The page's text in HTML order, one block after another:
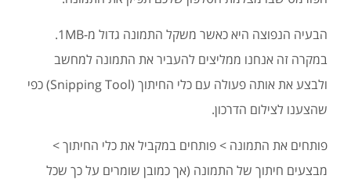
הבעיה הנפוצה היא כאשר משקל התמונה גדול מ-1MB.
במקרה זה אנחנו ממליצים להעביר את התמונה למחשב
ולבצע את אותה פעולה עם כלי החיתוך (Snipping Tool) כפי
שהצענו לצילום הדרכון.
פותחים את התמונה > פותחים במקביל את כלי החיתוך >
מבצעים חיתוך של התמונה (אך כמובן שומרים על כך שכל